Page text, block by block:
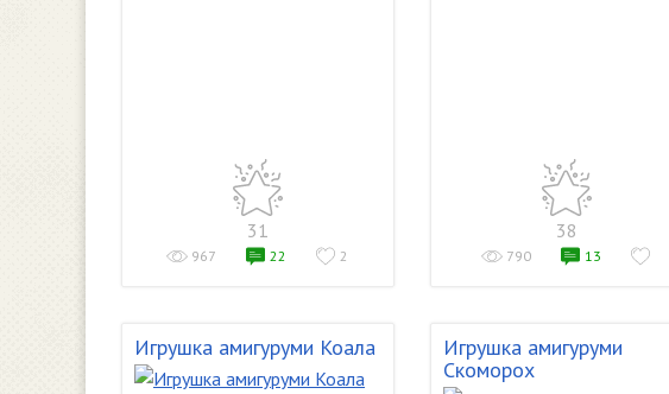
31
967 22 2
38
790 13
Игрушка амигуруми Коала
Игрушка амигуруми
Скоморох